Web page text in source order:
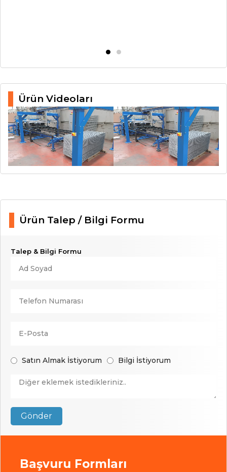
Ürün Videoları
Ürün Talep / Bilgi Formu
Talep & Bilgi Formu
Satın Almak İstiyorum Bilgi İstiyorum
Gönder
Başvuru Formları